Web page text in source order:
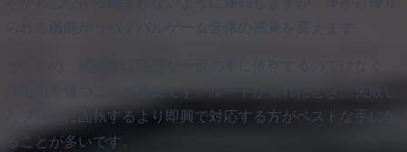
適応力を保つことが重要です。ルートが崩れたとき、失敗し
たプレイに固執するより即興で対応する方がベストな手にな
ることが多いです。